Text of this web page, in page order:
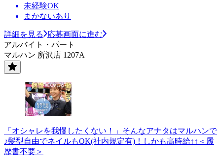
未経験OK
まかないあり
詳細を見る
応募画面に進む
アルバイト・パート
マルハン 所沢店 1207A
「オシャレを我慢したくない！」そんなアナタはマルハンで
♪髪型自由でネイルもOK(社内規定有)！しかも高時給↑↑＜履
歴書不要＞